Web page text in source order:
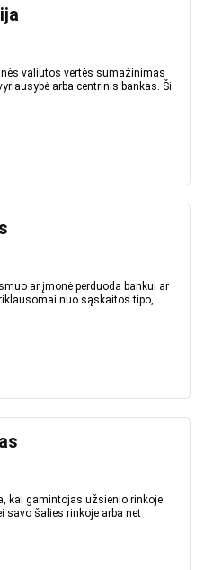
valiutos vertės sumažinimas
arba centrinis bankas. Ši
ar įmonė perduoda bankui ar
nuo sąskaitos tipo,
kai gamintojas užsienio rinkoje
savo šalies rinkoje arba net